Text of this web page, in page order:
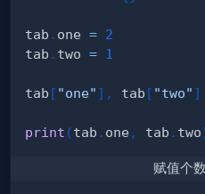
tab . one = 2
tab . two = 1
tab [ "one" ] , tab [ "two" ]
print (tab . one , tab . two
赋值个